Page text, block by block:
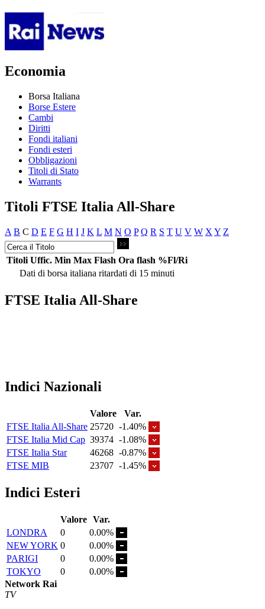
Economia
Borsa Italiana
Borse Estere
Cambi
Diritti
Fondi italiani
Fondi esteri
Obbligazioni
Titoli di Stato
Warrants
Titoli FTSE Italia All-Share
A B C D E F G H I J K L M N O P Q R S T U V W X Y Z
Titoli Uffic. Min Max Flash Ora flash %Fl/Ri
Dati di borsa italiana ritardati di 15 minuti
FTSE Italia All-Share
Indici Nazionali
Valore
Var.
FTSE Italia All-Share 25720 -1.40%
FTSE Italia Mid Cap 39374 -1.08%
FTSE Italia Star
46268 -0.87%
FTSE MIB
23707 -1.45%
Indici Esteri
Valore Var.
LONDRA
0
0.00%
NEW YORK 0
0.00%
PARIGI
0
0.00%
TOKYO
0
0.00%
Network Rai
TV